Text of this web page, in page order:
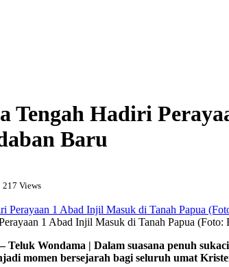
Tengah Hadiri
Baru
217 Views
1 Abad Injil Masuk di Tanah Papua (Foto:
Wondama | Dalam suasana penuh
momen bersejarah bagi seluruh umat